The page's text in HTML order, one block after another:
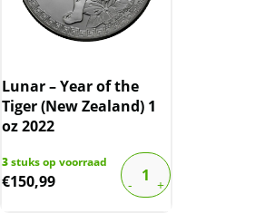
Lunar – Year of the
Tiger (New Zealand) 1
oz 2022
3stuks op voorraad
€150,99